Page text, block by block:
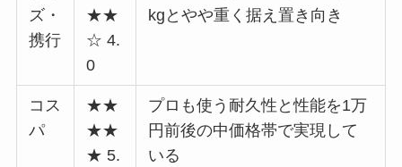
ズ・
携行
★★
☆ 4.
0
kgとやや重く据え置き向き
コス
パ
★★
★★
★ 5.
プロも使う耐久性と性能を1万
円前後の中価格帯で実現して
いる